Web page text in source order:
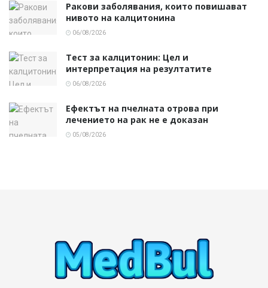
Ракови заболявания, които повишават
нивото на калцитонина
06/08/2026
Тест за калцитонин: Цел и
интерпретация на резултатите
06/08/2026
Ефектът на пчелната отрова при
лечението на рак не е доказан
05/08/2026